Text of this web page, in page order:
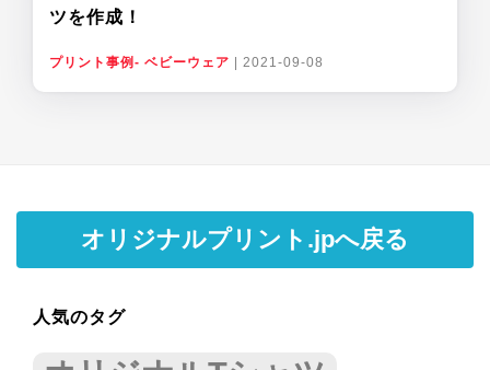
ツを作成！
プリント事例- ベビーウェア 2021-09-08
オリジナルプリント.jpへ戻る
人気のタグ